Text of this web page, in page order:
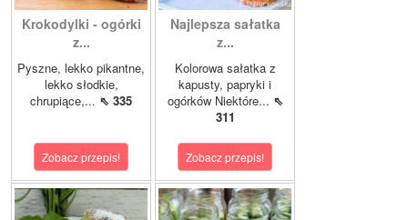
Krokodylki - ogórki
z...
Pyszne, lekko pikantne,
lekko słodkie,
chrupiące,... ⇖ 335
Zobacz przepis!
Najlepsza sałatka
z...
Kolorowa sałatka z
kapusty, papryki i
ogórków Niektóre... ⇖
311
Zobacz przepis!